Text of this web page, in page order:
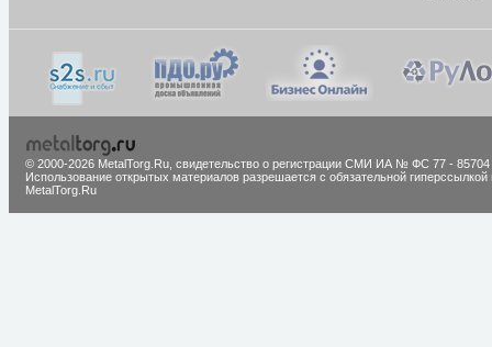
© 2000-2026 MetalTorg.Ru, cвидетельство о регистрации СМИ ИА № ФС 77 - 85704
Использование открытых материалов разрешается с обязательной гиперссылкой
MetalTorg.Ru